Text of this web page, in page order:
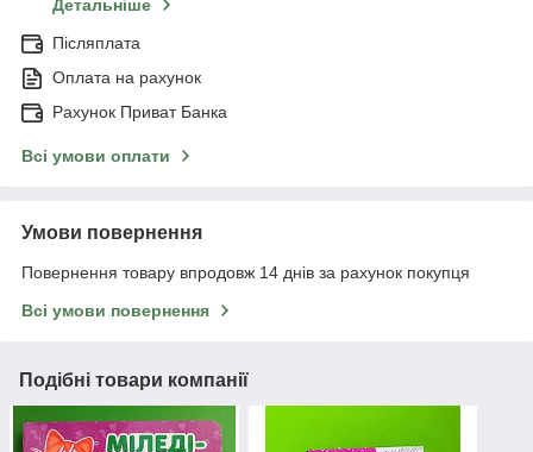
Детальніше
Післяплата
Оплата на рахунок
Рахунок Приват Банка
Всі умови оплати
Умови повернення
Повернення товару впродовж 14 днів за рахунок покупця
Всі умови повернення
Подібні товари компанії